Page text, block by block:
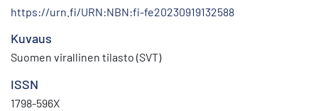
https://urn.fi/URN:NBN:fi-fe20230919132588
Kuvaus
Suomen virallinen tilasto (SVT)
ISSN
1798-596X